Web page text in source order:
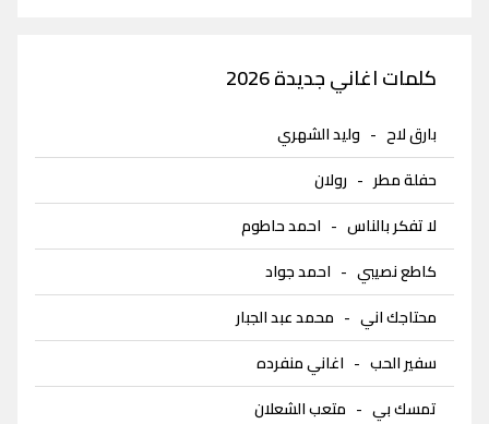
كلمات اغاني جديدة 2026
بارق لاح - وليد الشهري
حفلة مطر - رولان
لا تفكر بالناس - احمد حاطوم
كاطع نصيبي - احمد جواد
محتاجك اني - محمد عبد الجبار
سفير الحب - اغاني منفرده
تمسك بي - متعب الشعلان